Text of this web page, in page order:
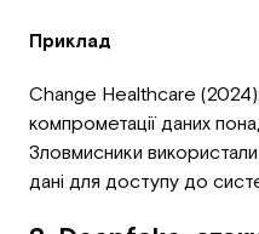
Приклад
Change Healthcare
компрометації даних
Зловмисники
дані для доступу до